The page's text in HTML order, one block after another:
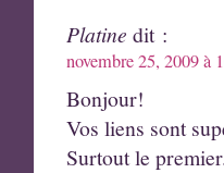
Platine dit :
novembre 25, 2009 à
Bonjour!
Vos liens sont
Surtout le